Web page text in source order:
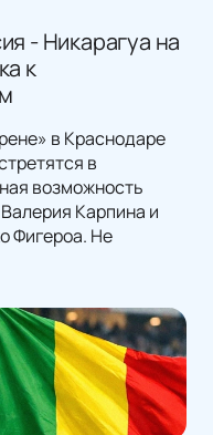
- Никарагуа на
к
в Краснодаре
в
возможность
Карпина и
Фигероа. Не